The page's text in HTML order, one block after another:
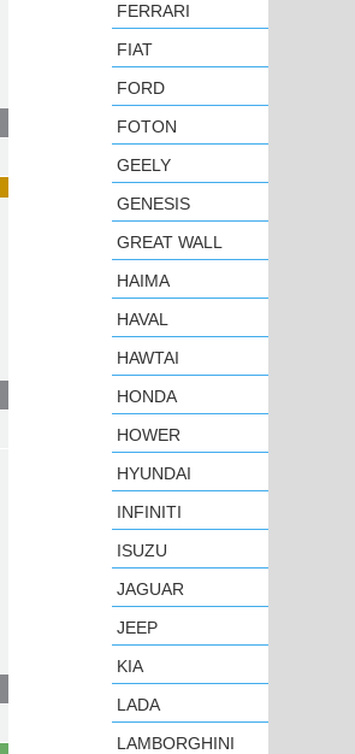
FERRARI
FIAT
FORD
FOTON
GEELY
GENESIS
GREAT WALL
HAIMA
HAVAL
HAWTAI
HONDA
HOWER
HYUNDAI
INFINITI
ISUZU
JAGUAR
JEEP
KIA
LADA
LAMBORGHINI